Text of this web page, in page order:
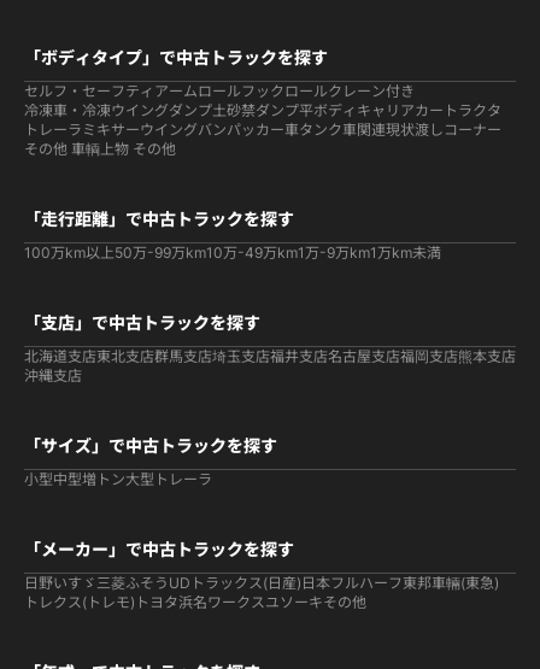
「ボディタイプ」で中古トラックを探す
セルフ・セーフティ アームロールフックロールクレーン付き
冷凍車・冷凍ウイングダンプ土砂禁ダンプ平ボディ キャリアカー トラクタ
トレーラ ミキサーウイングバンパッカー車タンク車関連現状渡しコーナー
その他 車輌上物 その他
「走行距離」で中古トラックを探す
100万km以上50万-99万km10万-49万km1万-9万km1万km未満
「支店」で中古トラックを探す
北海道支店東北支店群馬支店埼玉支店福井支店名古屋支店福岡支店熊本支店
沖縄支店
「サイズ」で中古トラックを探す
小型中型増トン大型 トレーラ
「メーカー」で中古トラックを探す
日野いすゞ 三菱ふそう UDトラックス(日産) 日本フルハーフ 東邦車輛(東急)
トレクス(トレモ) トヨタ浜名ワークスユソーキその他